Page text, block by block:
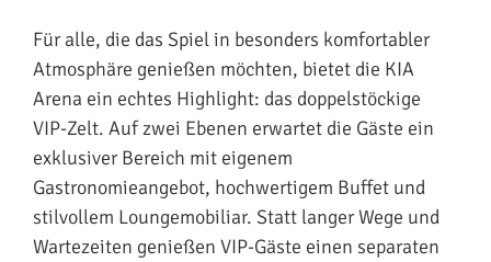
Für alle, die das Spiel in besonders komfortabler
Atmosphäre genießen möchten, bietet die KIA
Arena ein echtes Highlight: das doppelstöckige
VIP-Zelt. Auf zwei Ebenen erwartet die Gäste ein
exklusiver Bereich mit eigenem
Gastronomieangebot, hochwertigem Buffet und
stilvollem Loungemobiliar. Statt langer Wege und
Wartezeiten genießen VIP-Gäste einen separaten